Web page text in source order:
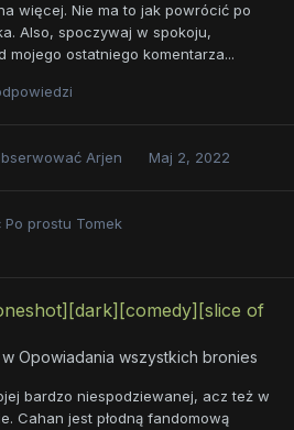
więcej. Nie ma to jak powrócić po
Also, spoczywaj w spokoju,
mojego ostatniego komentarza...
Arjen Maj 2, 2022
Po prostu Tomek
of
Opowiadania wszystkich bronies
bardzo niespodziewanej, acz też w
Cahan jest płodną fandomową